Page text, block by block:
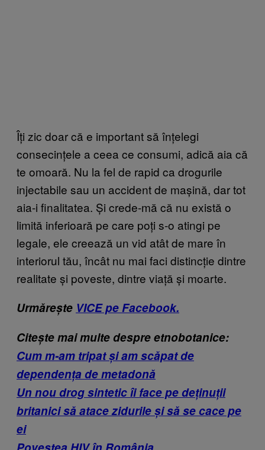
Îți zic doar că e important să înțelegi
consecințele a ceea ce consumi, adică aia că
te omoară. Nu la fel de rapid ca drogurile
injectabile sau un accident de mașină, dar tot
aia-i finalitatea. Și crede-mă că nu există o
limită inferioară pe care poți s-o atingi pe
legale, ele creează un vid atât de mare în
interiorul tău, încât nu mai faci distincție dintre
realitate și poveste, dintre viață și moarte.
Urmărește VICE pe Facebook.
Citește mai multe despre etnobotanice:
Cum m-am tripat și am scăpat de
dependența de metadonă
Un nou drog sintetic îi face pe deținuții
britanici să atace zidurile și să se cace pe
ei